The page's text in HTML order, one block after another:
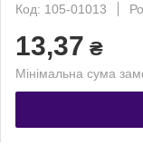
Код: 105-01013
13,37 ₴
Мінімальна сума